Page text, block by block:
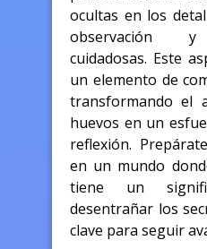
ocultas en los
observación y
cuidadosas. Este
un elemento de
transformando el
huevos en un
reflexión.
en un mundo
tiene un
desentrañar los
clave para seguir